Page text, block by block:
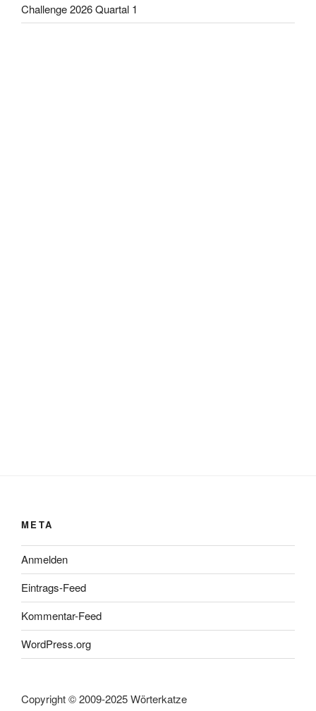
Challenge 2026 Quartal 1
META
Anmelden
Eintrags-Feed
Kommentar-Feed
WordPress.org
Copyright © 2009-2025 Wörterkatze